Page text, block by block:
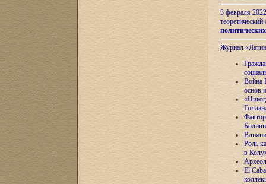
3 февраля
теоретический
Журнал
Война
основ
Роль
в
El